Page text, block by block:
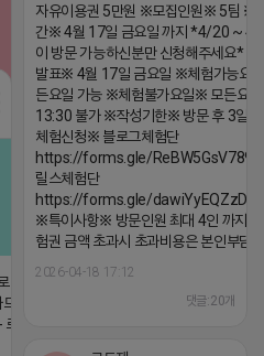
자유이용권 5만원 ※모집인원※ 5팀 ※
간※ 4월 17일 금요일 까지 *4/20 ~ 4/
이 방문 가능하신분만 신청해주세요* ※
발표※ 4월 17일 금요일 ※체험가능요
든요일 가능 ※체험불가요일※ 모든요
13:30 불가 ※작성기한※ 방문 후 3일
체험신청※ 블로그체험단
https://forms.gle/
릴스체험단
https://forms.gle/
※특이사항※ 방문인원 최대 4인 까지
험권 금액 초과시 초과비용은 본인부담
2026-04-18 17:12
댓글:20개
보여드립
/ 자몽 등
직변화,